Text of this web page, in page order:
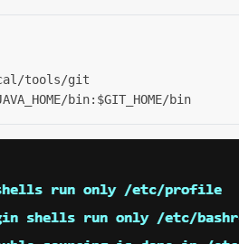
tools/git
bin:$GIT_HOME/bin